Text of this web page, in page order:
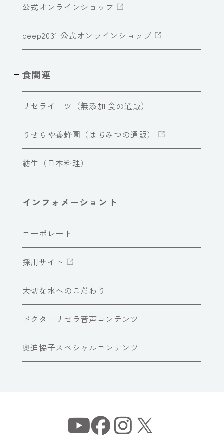
公式オンラインショップ
deep2031 公式オンラインショップ
食関連
リセライーツ（無添加 食の通販）
りせらや養蜂園（はちみつの通販）
紡生（日本料理）
インフォメーショント
コーポレート
採用サイト
大切な水へのこだわり
ドクターリセラ音声コンテンツ
奥迫協子スペシャルコンテンツ